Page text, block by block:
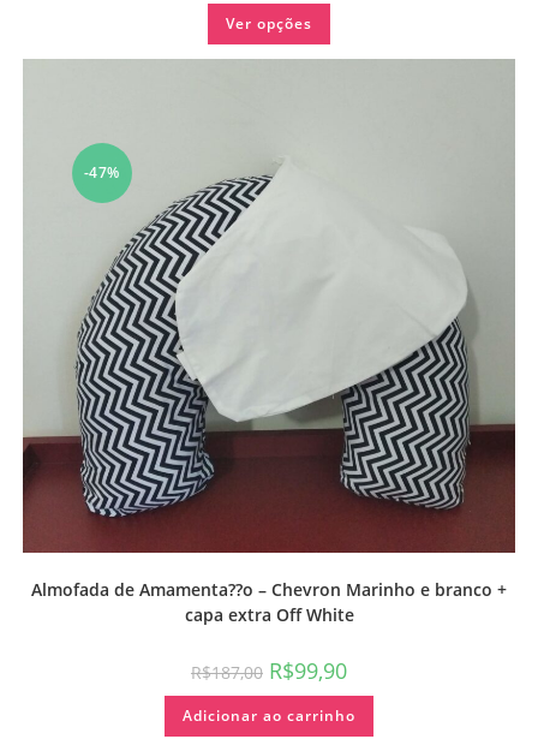
Ver opções
-47%
Almofada de Amamenta??o – Chevron Marinho e branco +
capa extra Off White
R$187,00 R$99,90
Adicionar ao carrinho